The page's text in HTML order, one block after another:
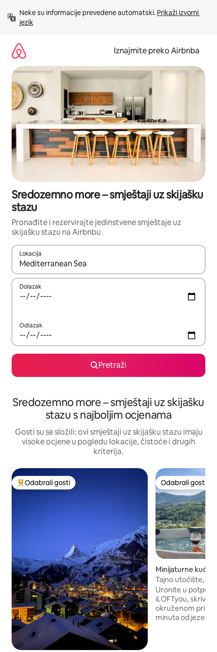
sadržaj
Neke su informacije prevedene automatski. Prikaži izvorni
jezik
Iznajmite preko Airbnba
Sredozemno more – smještaji uz skijašku
stazu
Pronađite i rezervirajte jedinstvene smještaje uz
skijašku stazu na Airbnbu
Lokacija
Kada budu dostupni rezultati, moći ćete ih pregledati
Dolazak
Odlazak
Pretraži
Sredozemno more – smještaji uz skijašku
stazu s najboljim ocjenama
Gosti su se složili: ovi smještaji uz skijašku stazu imaju
visoke ocjene u pogledu lokacije, čistoće i drugih
kriterija.
Među najviše rangiranima s oznakom „Odabrali gosti”
Odabrali gosti Odabrali gosti
Odabrali gosti
Minijaturne kuće
ne d'Intelvi
Tajno utočište,
jezero Como
Uronite u
iLOFTyou,
okruženom
minuta od jezera